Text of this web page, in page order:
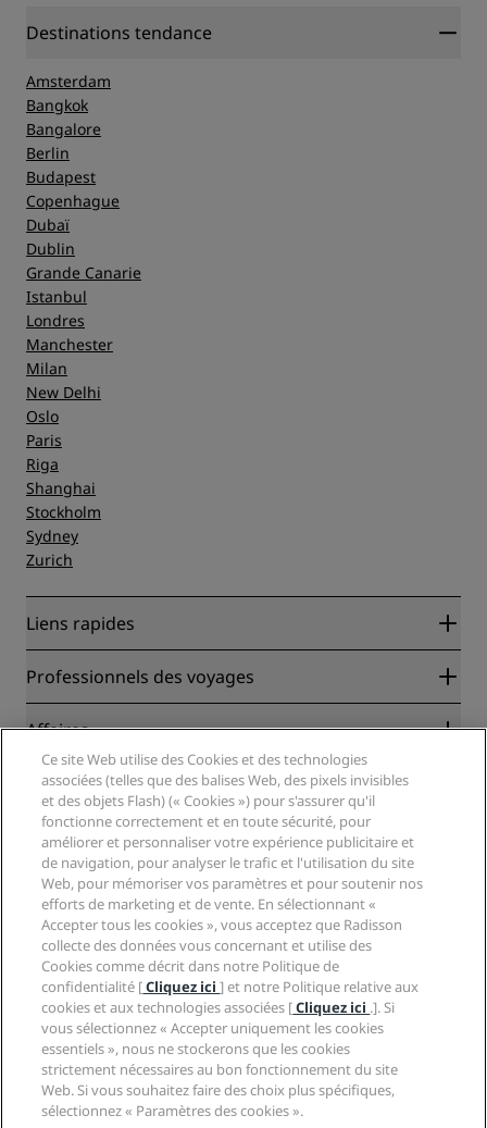
Destinations tendance
Amsterdam
Bangkok
Bangalore
Berlin
Budapest
Copenhague
Dubaï
Dublin
Grande Canarie
Istanbul
Londres
Manchester
Milan
New Delhi
Oslo
Paris
Riga
Shanghai
Stockholm
Sydney
Zurich
Liens rapides
Radisson Rewards
Blog
Nouveaux et futurs hôtels
Application Radisson Hotels
Hôtels adaptés aux sportifs
Hôtels adaptés aux Familles
Santé et sécurité
Professionnels des voyages
Partenaires
Agents de voyages
Affaires
Radisson Hotel Group
Médias
Carrières RHG
Carrières PPHE
Carrières EHL
The Club by RHG
Opportunités de développement
Entreprise responsable
Approvisionnement
Légal
Centre de confidentialité
Mentions légales
Conditions générales Radisson Rewards
Contrat d’utilisation du site
Accessibilité numérique
Déclaration sur l’esclavage moderne
Aide
Avis aux consommateurs
Contact
FAQ
Plan du site
Médias sociaux
Marques Radisson Hotels
Ce site Web utilise des Cookies et des technologies
associées (telles que des balises Web, des pixels invisibles
et des objets Flash) (« Cookies ») pour s'assurer qu'il
fonctionne correctement et en toute sécurité, pour
améliorer et personnaliser votre expérience publicitaire et
de navigation, pour analyser le trafic et l'utilisation du site
Web, pour mémoriser vos paramètres et pour soutenir nos
efforts de marketing et de vente. En sélectionnant «
Accepter tous les cookies », vous acceptez que Radisson
collecte des données vous concernant et utilise des
Cookies comme décrit dans notre Politique de
confidentialité [Cliquez ici] et notre Politique relative aux
cookies et aux technologies associées [Cliquez ici .]. Si
vous sélectionnez « Accepter uniquement les cookies
essentiels », nous ne stockerons que les cookies
strictement nécessaires au bon fonctionnement du site
Web. Si vous souhaitez faire des choix plus spécifiques,
sélectionnez « Paramètres des cookies ».